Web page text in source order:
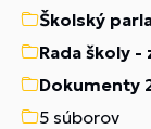
Školský
Rada školy -
Dokumenty
5 súborov